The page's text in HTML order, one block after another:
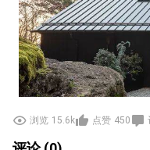
浏览 15.6k 点赞 450